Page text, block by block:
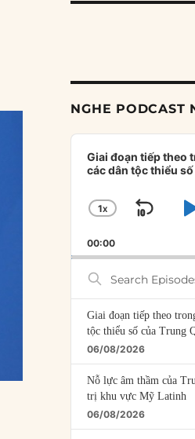
NGHE PODCAST
Audio
Player
Giai đoạn tiếp theo
các dân tộc thiểu
CHANGE
RATE
1X
00:00
Search
Episodes
Giai đoạn tiếp theo
tộc thiểu số của Trung
06/08/2026
Nỗ lực âm thầm của
trị khu vực Mỹ Latinh
06/08/2026